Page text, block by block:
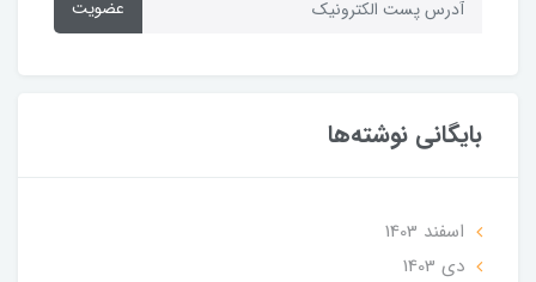
عضویت
بایگانی نوشته‌ها
اسفند 1403
دی 1403